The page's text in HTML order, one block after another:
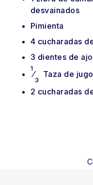
desvainados
Pimienta
4 cucharadas
3 dientes de
1
⁄
3
Taza de
2 cucharadas